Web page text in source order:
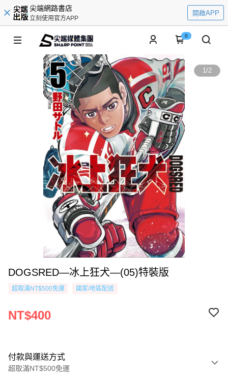
尖端網路書店
立刻使用官方APP
開啟APP
0
1/2
DOGSRED—冰上狂犬—(05)特裝版
超取滿NT$500免運 國家/地區配送
NT$400
付款與運送方式
超取滿NT$500免運